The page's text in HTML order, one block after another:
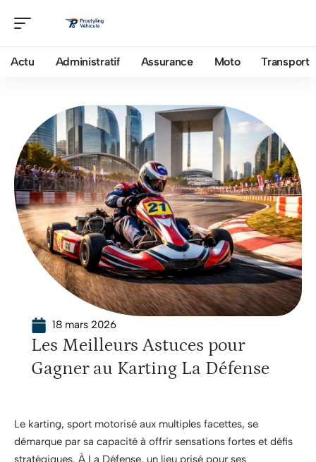
Actu Administratif Assurance Moto Transport
18 mars 2026
Les Meilleurs Astuces pour
Gagner au Karting La Défense
Le karting, sport motorisé aux multiples facettes, se
démarque par sa capacité à offrir sensations fortes et défis
stratégiques. À La Défense, un lieu prisé pour ses